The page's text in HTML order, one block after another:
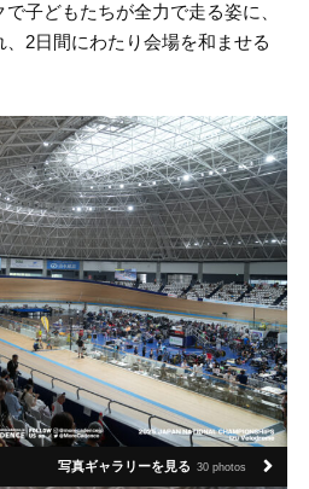
子どもたちが全力で走る姿に、
2日間にわたり会場を和ませる
写真ギャラリーを見る 30 photos